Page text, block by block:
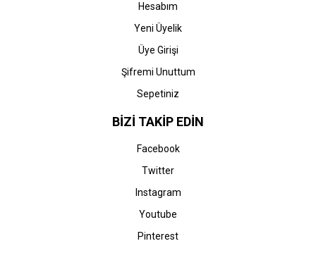
Hesabım
Yeni Üyelik
Üye Girişi
Şifremi Unuttum
Sepetiniz
BİZİ TAKİP EDİN
Facebook
Twitter
Instagram
Youtube
Pinterest